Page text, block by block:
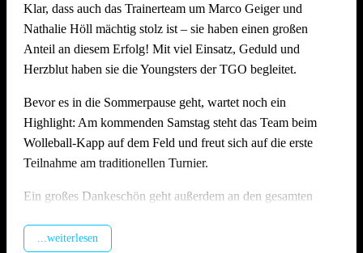
Möglichkeit die Felder zu bewässern, die Dusche direkt am
Feld und genügend schattige Plätze sorgten dafür, dass alle
trotz der Hitze gut durch den langen Tag kamen. Die
Bewirtung am Grillstand fand wieder großen Anklang und
wurde von vielen Seiten ausdrücklich gelobt. Ein besonderes
Dankeschön gilt hier unserem AbteilungsleiterMatthias
Höll, der die Bewirtung am Grill mit großem Einsatz
organisiert und durchgeführt hat – ohne ihn wäre das leibliche
und Spielfreude dabei waren. Und natürlich an alle
Klar, dass auch das Trainerteam um Marco Geiger und
Nathalie Höll mächtig stolz ist – sie haben einen großen
Anteil an diesem Erfolg! Mit viel Einsatz, Geduld und
Herzblut haben sie die Youngsters der TGO begleitet.
Bevor es in die Sommerpause geht, wartet noch ein
Highlight: Am kommenden Samstag steht das Team beim
Wolleball-Kapp auf dem Feld und freut sich auf die erste
Teilnahme am traditionellen Turnier.
Ein großes Dankeschön geht außerdem an den gesamten
Schröer, Aldi Fiolka und Jonathan Höll, die vor dem
...weiterlesen